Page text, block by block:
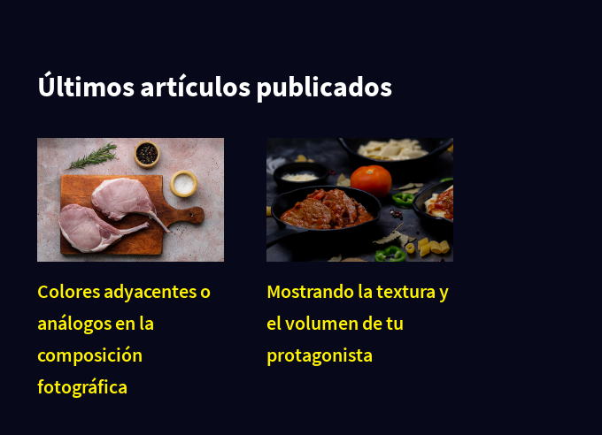
Últimos artículos publicados
Colores adyacentes o
análogos en la
composición
fotográfica
Mostrando la textura y
el volumen de tu
protagonista